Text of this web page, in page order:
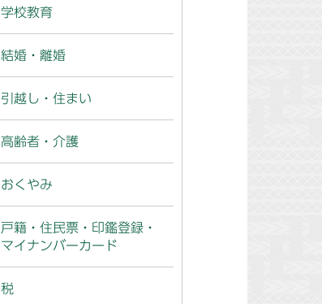
学校教育
結婚・離婚
引越し・住まい
高齢者・介護
おくやみ
戸籍・住民票・印鑑登録・
マイナンバーカード
税